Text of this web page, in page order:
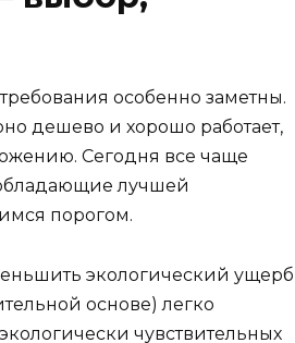
особенно заметны.
дешево и хорошо работает,
Сегодня все чаще
лучшей
порогом.
экологический ущерб
основе) легко
чувствительных